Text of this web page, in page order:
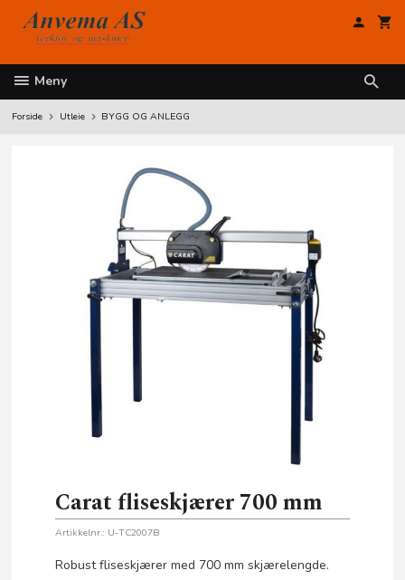
innholdet
Meny
Forside Utleie BYGG OG ANLEGG
Carat fliseskjærer 700 mm
Artikkelnr.: U-TC2007B
Robust fliseskjærer med 700 mm skjærelengde.